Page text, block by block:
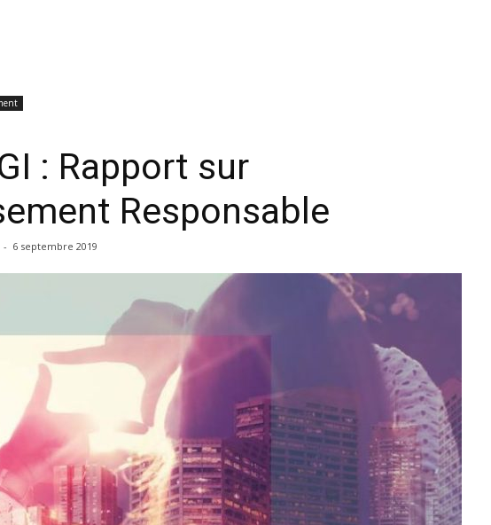
: Rapport sur
Responsable
- 6 septembre 2019